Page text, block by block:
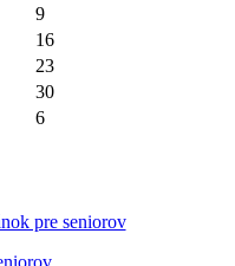
9
16
23
30
6
pre seniorov